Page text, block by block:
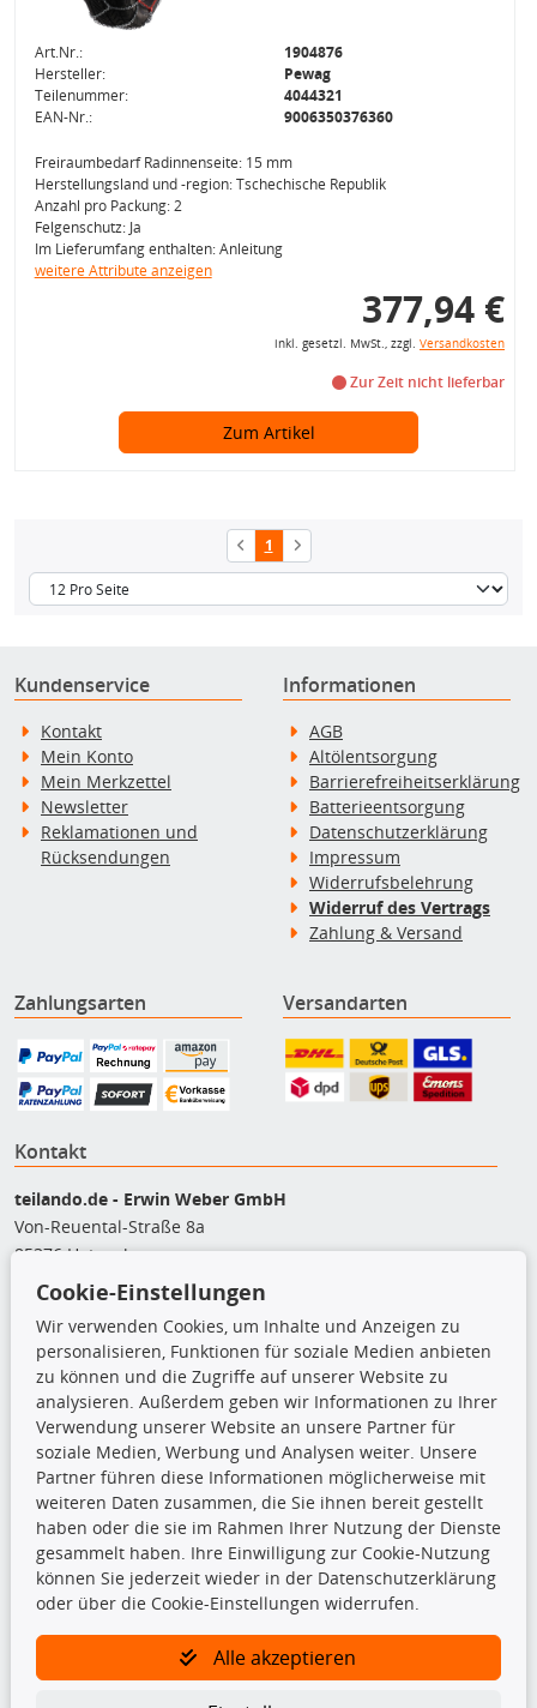
Art.Nr.:
1904876
Hersteller:
Pewag
Teilenummer:
4044321
EAN-Nr.:
9006350376360
Freiraumbedarf Radinnenseite: 15 mm
Herstellungsland und -region: Tschechische Republik
Anzahl pro Packung: 2
Felgenschutz: Ja
Im Lieferumfang enthalten: Anleitung
weitere Attribute anzeigen
377,94 €
inkl. gesetzl. MwSt., zzgl. Versandkosten
Zur Zeit nicht lieferbar
Zum Artikel
1
Kundenservice
Kontakt
Mein Konto
Mein Merkzettel
Newsletter
Reklamationen und
Rücksendungen
Informationen
AGB
Altölentsorgung
Barrierefreiheitserklärung
Batterieentsorgung
Datenschutzerklärung
Impressum
Widerrufsbelehrung
Widerruf des Vertrags
Zahlung & Versand
Zahlungsarten Versandarten
Kontakt
teilando.de - Erwin Weber GmbH
Von-Reuental-Straße 8a
85376 Hetzenhausen
+49 (0) 8165 / 5093200
Top Produkte
Beleuchtung
Bremsbeläge
Bremsscheiben
Kupplungssatz
Querlenker
Radlager
Stoßdämpfer
TecDoc Inside
Cookie-Einstellungen
Wir verwenden Cookies, um Inhalte und Anzeigen zu
personalisieren, Funktionen für soziale Medien anbieten
zu können und die Zugriffe auf unserer Website zu
analysieren. Außerdem geben wir Informationen zu Ihrer
Verwendung unserer Website an unsere Partner für
soziale Medien, Werbung und Analysen weiter. Unsere
Partner führen diese Informationen möglicherweise mit
weiteren Daten zusammen, die Sie ihnen bereit gestellt
haben oder die sie im Rahmen Ihrer Nutzung der Dienste
gesammelt haben. Ihre Einwilligung zur Cookie-Nutzung
können Sie jederzeit wieder in der Datenschutzerklärung
oder über die Cookie-Einstellungen widerrufen.
Alle akzeptieren